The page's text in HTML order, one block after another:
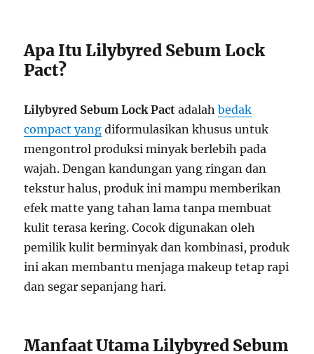
Apa Itu Lilybyred Sebum Lock
Pact?
Lilybyred Sebum Lock Pact adalahbedak
compact yang diformulasikan khusus untuk
mengontrol produksi minyak berlebih pada
wajah. Dengan kandungan yang ringan dan
tekstur halus, produk ini mampu memberikan
efek matte yang tahan lama tanpa membuat
kulit terasa kering. Cocok digunakan oleh
pemilik kulit berminyak dan kombinasi, produk
ini akan membantu menjaga makeup tetap rapi
dan segar sepanjang hari.
Manfaat Utama Lilybyred Sebum